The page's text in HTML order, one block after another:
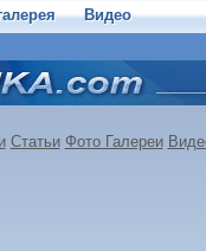
Видео
Статьи Фото Галереи